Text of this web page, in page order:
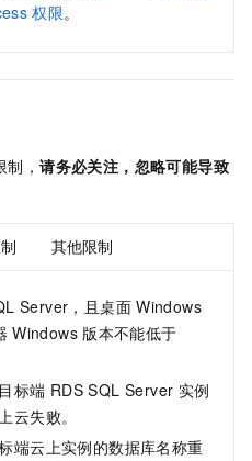
权限。
制，请务必关注，忽略可能导致
其他限制
Server，且桌面 Windows
Windows 版本不能低于
标端 RDS SQL Server 实例
云失败。
端云上实例的数据库名称重